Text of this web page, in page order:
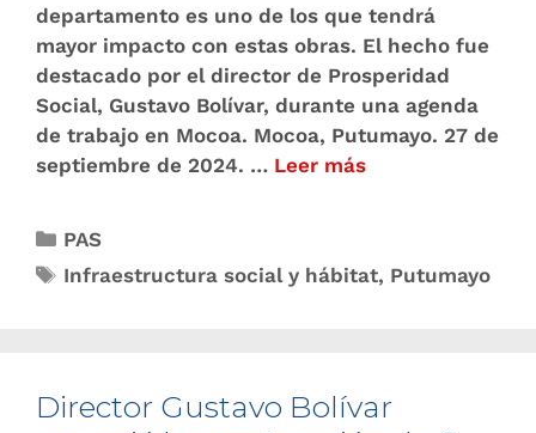
departamento es uno de los que tendrá
mayor impacto con estas obras. El hecho fue
destacado por el director de Prosperidad
Social, Gustavo Bolívar, durante una agenda
de trabajo en Mocoa. Mocoa, Putumayo. 27 de
septiembre de 2024. … Leer más
PAS
Infraestructura social y hábitat, Putumayo
Director Gustavo Bolívar